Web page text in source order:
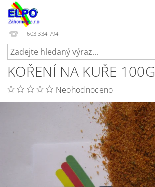
603 334 794
KOŘENÍ NA KUŘE 100G
Neohodnoceno